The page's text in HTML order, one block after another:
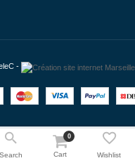
-
Search
0
Cart Wishlist